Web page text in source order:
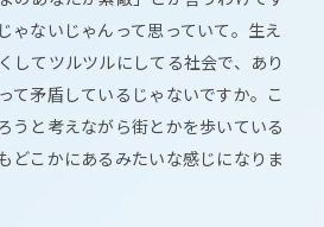
ゃないじゃんって思っていて。生え
してツルツルにしてる社会で、あり
て矛盾しているじゃないですか。こ
うと考えながら街とかを歩いている
どこかにあるみたいな感じになりま